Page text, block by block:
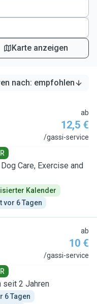
Karte anzeigen
nach: empfohlen
ab
12,5 €
/gassi-service
Care, Exercise and
Kalender
vor 6 Tagen
ab
10 €
/gassi-service
seit 2 Jahren
6 Tagen